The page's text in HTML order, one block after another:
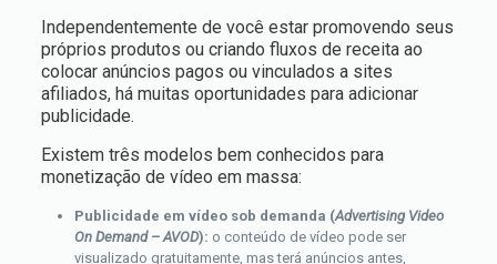
Independentemente de você estar promovendo seus
próprios produtos ou criando fluxos de receita ao
colocar anúncios pagos ou vinculados a sites
afiliados, há muitas oportunidades para adicionar
publicidade.
Existem três modelos bem conhecidos para
monetização de vídeo em massa:
Publicidade em vídeo sob demanda (Advertising Video
On Demand – AVOD): o conteúdo de vídeo pode ser
visualizado gratuitamente, mas terá anúncios antes,